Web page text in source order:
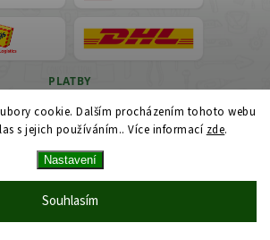
cookie. Dalším procházením tohoto webu
s jejich používáním.. Více informací zde.
Nastavení
Souhlasím
PLATBY
VISA
Shop — Profi dílenské nářadí